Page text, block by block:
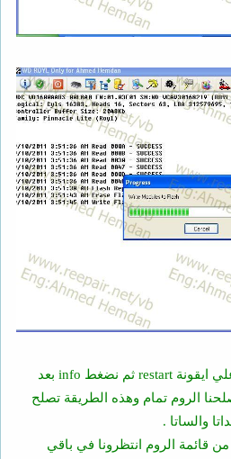
بعد انتهاء الكتابة نضغط علي ايقونة restart ثم نضغط info بعد
الروم تمام وهذه الطريقة تصلح
والساتا .
من قائمة الروم انتظرونا في باقي